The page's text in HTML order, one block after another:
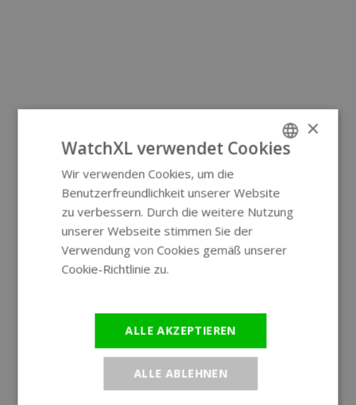
GERMAN
×
WatchXL verwendet Cookies
Wir verwenden Cookies, um die
Benutzerfreundlichkeit unserer Website
zu verbessern. Durch die weitere Nutzung
unserer Webseite stimmen Sie der
Verwendung von Cookies gemäß unserer
Cookie-Richtlinie zu.
ALLE AKZEPTIEREN
ALLE ABLEHNEN